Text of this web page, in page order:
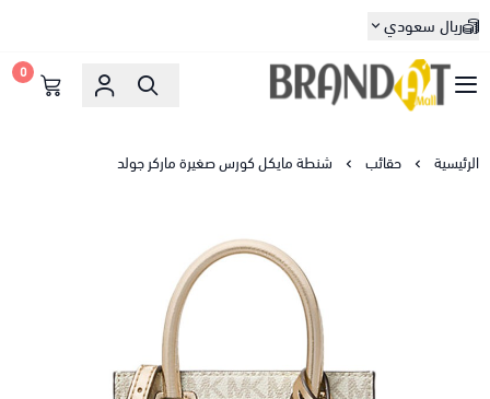
ريال سعودي
براندات مول
0
الرئيسية حقائب شنطة مايكل كورس صغيرة ماركر جولد